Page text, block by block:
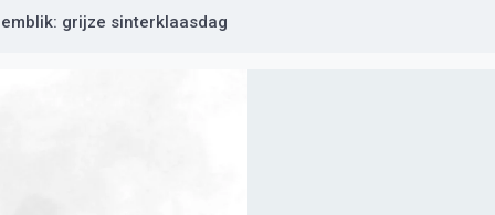
grijze sinterklaasdag